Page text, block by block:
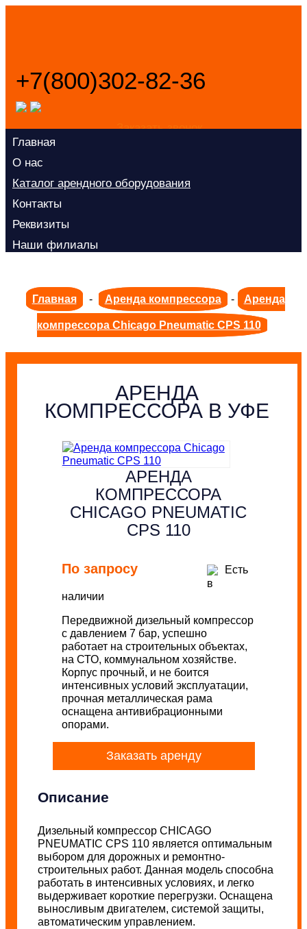
+7(800)302-82-36
Заказать звонок
Главная
О нас
Каталог арендного оборудования
Контакты
Реквизиты
Наши филиалы
Главная - Аренда компрессора - Аренда
компрессора Chicago Pneumatic CPS 110
АРЕНДА
КОМПРЕССОРА В УФЕ
АРЕНДА
КОМПРЕССОРА
CHICAGO PNEUMATIC
CPS 110
По запросу
Есть
в
наличии
Передвижной дизельный компрессор
с давлением 7 бар, успешно
работает на строительных объектах,
на СТО, коммунальном хозяйстве.
Корпус прочный, и не боится
интенсивных условий эксплуатации,
прочная металлическая рама
оснащена антивибрационными
опорами.
Заказать аренду
Описание
Дизельный компрессор CHICAGO
PNEUMATIC CPS 110 является оптимальным
выбором для дорожных и ремонтно-
строительных работ. Данная модель способна
работать в интенсивных условиях, и легко
выдерживает короткие перегрузки. Оснащена
выносливым двигателем, системой защиты,
автоматическим управлением.